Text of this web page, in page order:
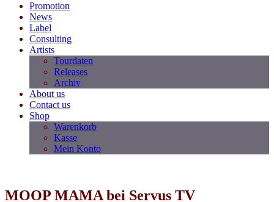
Promotion
News
Label
Consulting
Artists
Tourdaten
Releases
Archiv
About us
Contact us
Shop
Warenkorb
Kasse
Mein Konto
MOOP MAMA bei Servus TV